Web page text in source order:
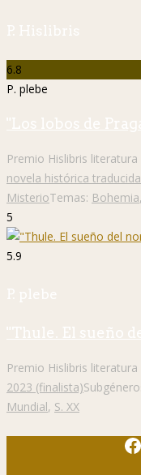
P. Hislibris
6.8
P. plebe
"Los lobos de
Premio Hislibris literatura
novela histórica
MisterioTemas: Bohemia,
5
5.9
P. plebe
"Thule. El sueño
Premio Hislibris literatura
2023 (finalista)
Mundial, S. XX